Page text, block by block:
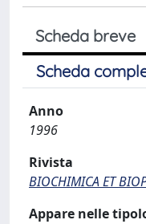
Scheda breve
Scheda
Anno
1996
Rivista
BIOCHIMICA ET
Appare nelle